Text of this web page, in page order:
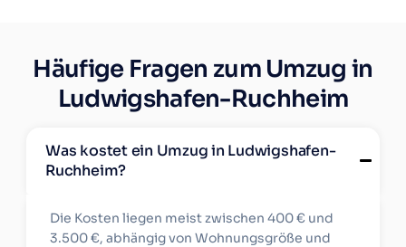
Häufige Fragen zum Umzug in
Ludwigshafen-Ruchheim
Was kostet ein Umzug in Ludwigshafen-
Ruchheim?
Die Kosten liegen meist zwischen 400 € und
3.500 €, abhängig von Wohnungsgröße und